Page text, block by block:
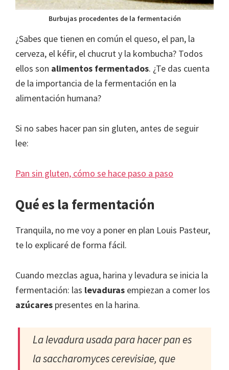
Burbujas procedentes de la fermentación
¿Sabes que tienen en común el queso, el pan, la
cerveza, el kéfir, el chucrut y la kombucha? Todos
ellos son alimentos fermentados. ¿Te das cuenta
de la importancia de la fermentación en la
alimentación humana?
Si no sabes hacer pan sin gluten, antes de seguir
lee:
Pan sin gluten, cómo se hace paso a paso
Qué es la fermentación
Tranquila, no me voy a poner en plan Louis Pasteur,
te lo explicaré de forma fácil.
Cuando mezclas agua, harina y levadura se inicia la
fermentación: las levaduras empiezan a comer los
azúcares presentes en la harina.
La levadura usada para hacer pan es
la saccharomyces cerevisiae, que